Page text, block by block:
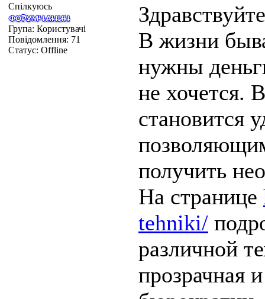
Спілкуюсь
Група: Користувачі
Повідомлення: 71
Статус: Offline
Здравствуйте
В жизни
нужны
не хочется.
становится
получить
На странице
tehniki/
различной
прозрачная